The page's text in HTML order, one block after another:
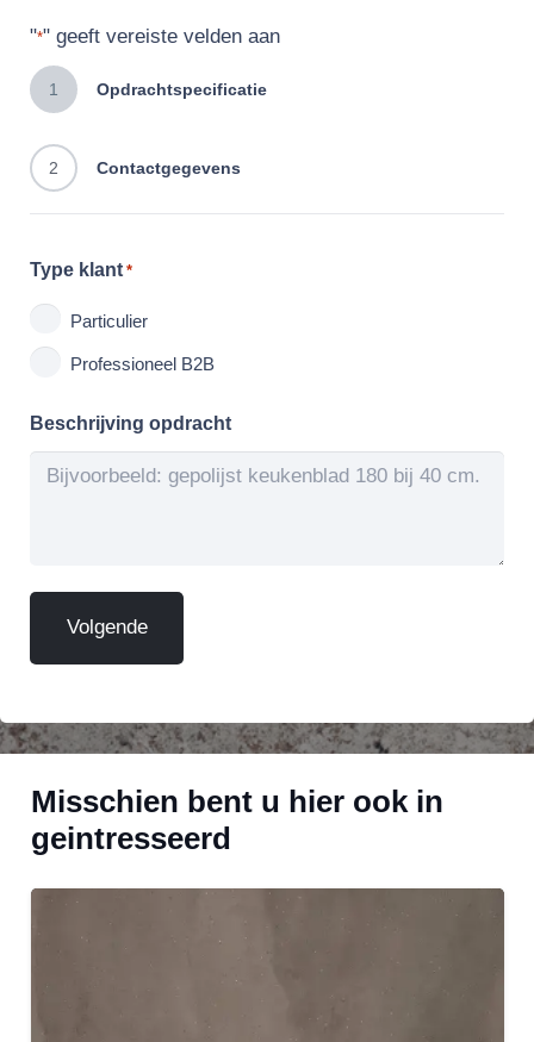
"*" geeft vereiste velden aan
1 Opdrachtspecificatie
2 Contactgegevens
Type klant *
Particulier
Professioneel B2B
Beschrijving opdracht
Misschien bent u hier ook in
geintresseerd